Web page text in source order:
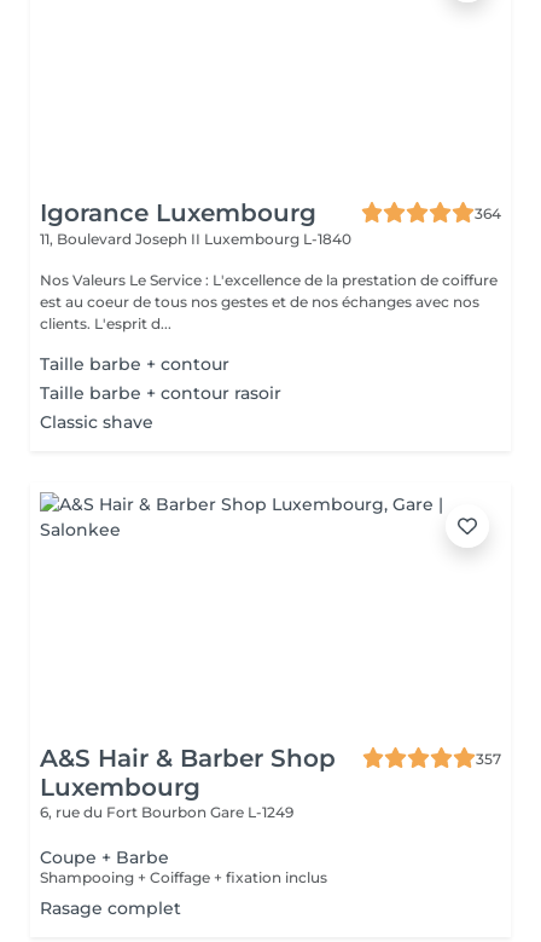
Igorance Luxembourg
364
11, Boulevard Joseph II Luxembourg L-1840
Nos Valeurs Le Service : L'excellence de la prestation de coiffure
est au coeur de tous nos gestes et de nos échanges avec nos
clients. L'esprit d...
Taille barbe + contour
Taille barbe + contour rasoir
Classic shave
A&S Hair & Barber Shop
Luxembourg
357
6, rue du Fort Bourbon Gare L-1249
Coupe + Barbe
Shampooing + Coiffage + fixation inclus
Rasage complet